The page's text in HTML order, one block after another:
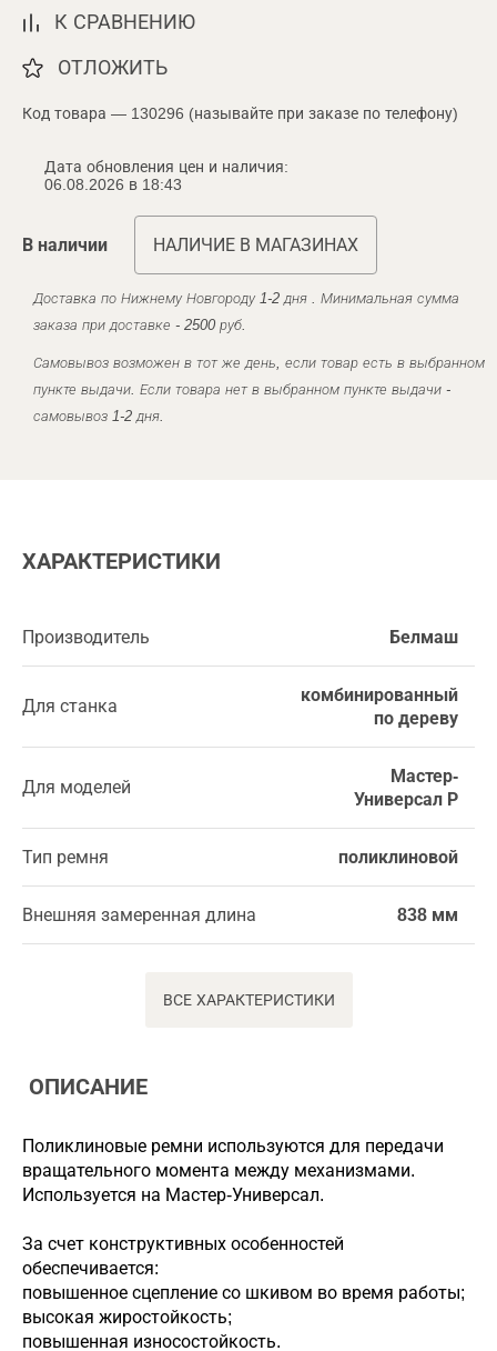
К СРАВНЕНИЮ
ОТЛОЖИТЬ
Код товара — 130296 (называйте при заказе по телефону)
Дата обновления цен и наличия:
06.08.2026 в 18:43
В наличии НАЛИЧИЕ В МАГАЗИНАХ
Доставка по Нижнему Новгороду 1-2 дня . Минимальная сумма
заказа при доставке - 2500 руб.
Самовывоз возможен в тот же день, если товар есть в выбранном
пункте выдачи. Если товара нет в выбранном пункте выдачи -
самовывоз 1-2 дня.
ХАРАКТЕРИСТИКИ
Производитель Белмаш
Для станка
комбинированный
по дереву
Для моделей
Мастер-
Универсал Р
Тип ремня поликлиновой
Внешняя замеренная длина 838 мм
ВСЕ ХАРАКТЕРИСТИКИ
ОПИСАНИЕ
Поликлиновые ремни используются для передачи
вращательного момента между механизмами.
Используется на Мастер-Универсал.
За счет конструктивных особенностей
обеспечивается:
повышенное сцепление со шкивом во время работы;
высокая жиростойкость;
повышенная износостойкость.